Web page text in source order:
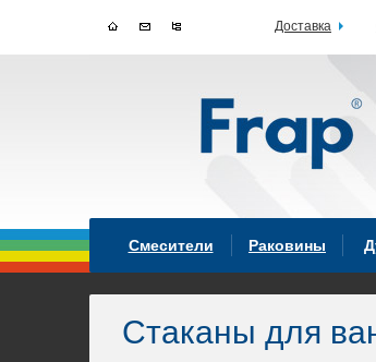
Смесители Раковины
Стаканы для
Доставка